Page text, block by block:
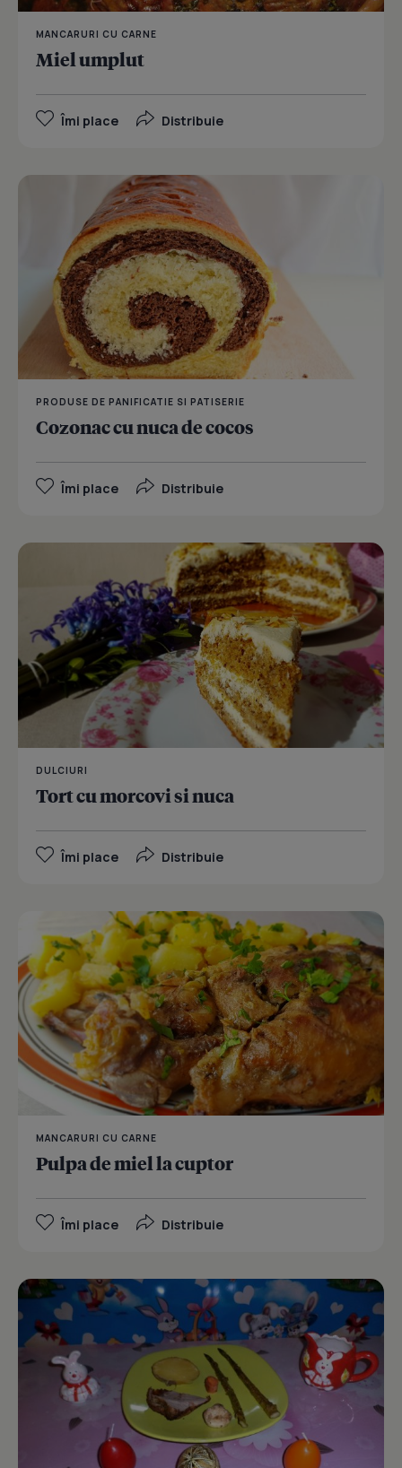
MANCARURI CU CARNE
Miel umplut
Îmi place Distribuie
PRODUSE DE PANIFICATIE SI PATISERIE
Cozonac cu nuca de cocos
Îmi place Distribuie
DULCIURI
Tort cu morcovi si nuca
Îmi place Distribuie
MANCARURI CU CARNE
Pulpa de miel la cuptor
Îmi place Distribuie